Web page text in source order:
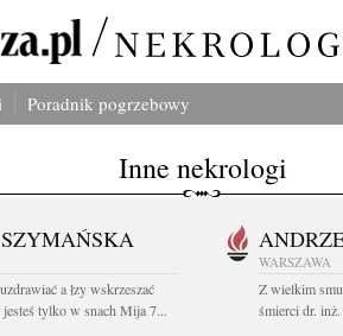
Poradnik pogrzebowy
Inne nekrologi
a łzy wskrzeszać
jesteś tylko w snach Mija 7...
WARSZAWA
Z wielkim
śmierci dr.